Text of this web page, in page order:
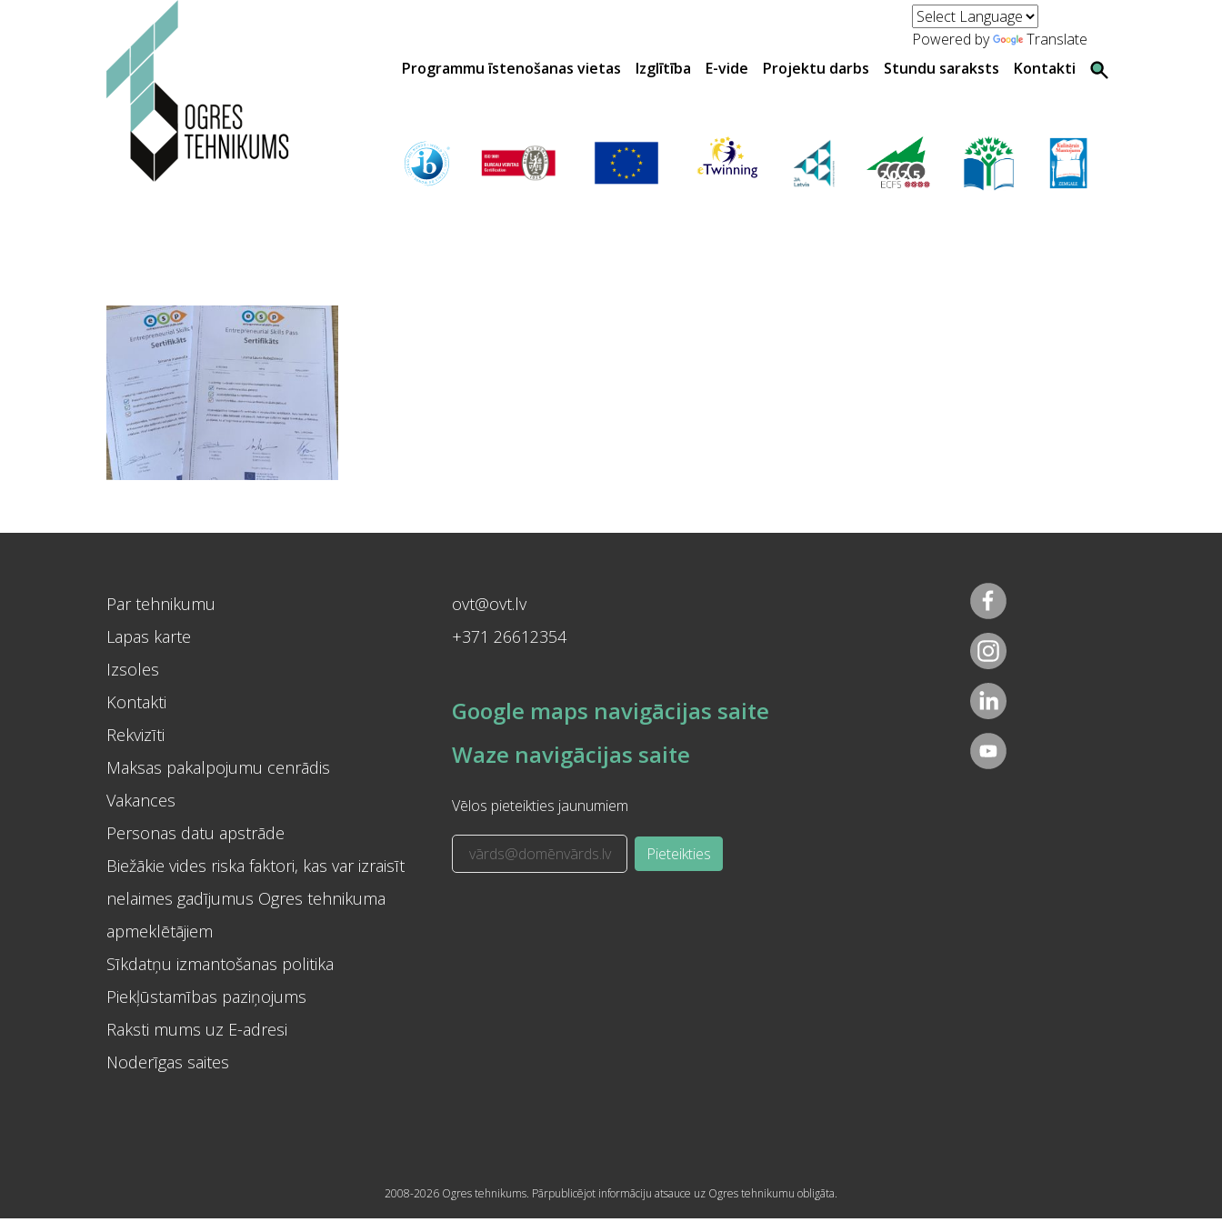
Powered by
Translate
Programmu īstenošanas vietas
Izglītība E-vide Projektu darbs Stundu saraksts Kontakti
Par tehnikumu
Lapas karte
Izsoles
Kontakti
Rekvizīti
Maksas pakalpojumu cenrādis
Vakances
Personas datu apstrāde
Biežākie vides riska faktori, kas var izraisīt
nelaimes gadījumus Ogres tehnikuma
apmeklētājiem
Sīkdatņu izmantošanas politika
Piekļūstamības paziņojums
Raksti mums uz E-adresi
Noderīgas saites
ovt@ovt.lv
+371 26612354
Google maps navigācijas saite
Waze navigācijas saite
Vēlos pieteikties jaunumiem
Pieteikties
2008-2026 Ogres tehnikums. Pārpublicējot informāciju atsauce uz Ogres tehnikumu obligāta.